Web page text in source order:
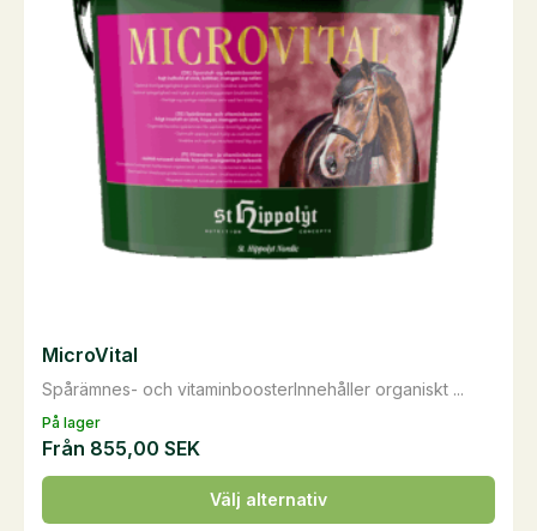
På lager
Spårämnes- och vitaminboosterInnehåller organiskt ...
MicroVital
Från 855,00 SEK
Välj alternativ
Den
här